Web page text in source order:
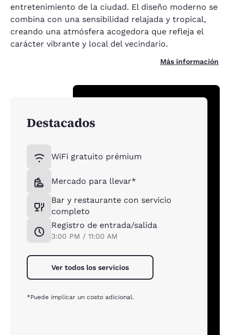
entretenimiento de la ciudad. El diseño moderno se
combina con una sensibilidad relajada y tropical,
creando una atmósfera acogedora que refleja el
carácter vibrante y local del vecindario.
Más información
Destacados
WiFi gratuito prémium
Mercado para llevar*
Bar y restaurante con servicio
completo
Registro de entrada/salida
3:00 PM / 11:00 AM
Ver todos los servicios
*Puede implicar un costo adicional.